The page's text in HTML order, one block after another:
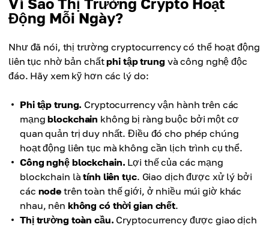
Động Mỗi Ngày?
Như đã nói, thị trường cryptocurrency có thể hoạt động
liên tục nhờ bản chấtphi tập trung và công nghệ độc
đáo. Hãy xem kỹ hơn các lý do:
Phi tập trung. Cryptocurrency vận hành trên các
mạngblockchain không bị ràng buộc bởi một cơ
quan quản trị duy nhất. Điều đó cho phép chúng
hoạt động liên tục mà không cần lịch trình cụ thể.
Công nghệ blockchain. Lợi thế của các mạng
blockchain làtính liên tục. Giao dịch được xử lý bởi
các node trên toàn thế giới, ở nhiều múi giờ khác
nhau, nên không có thời gian chết.
Thị trường toàn cầu. Cryptocurrency được giao dịch